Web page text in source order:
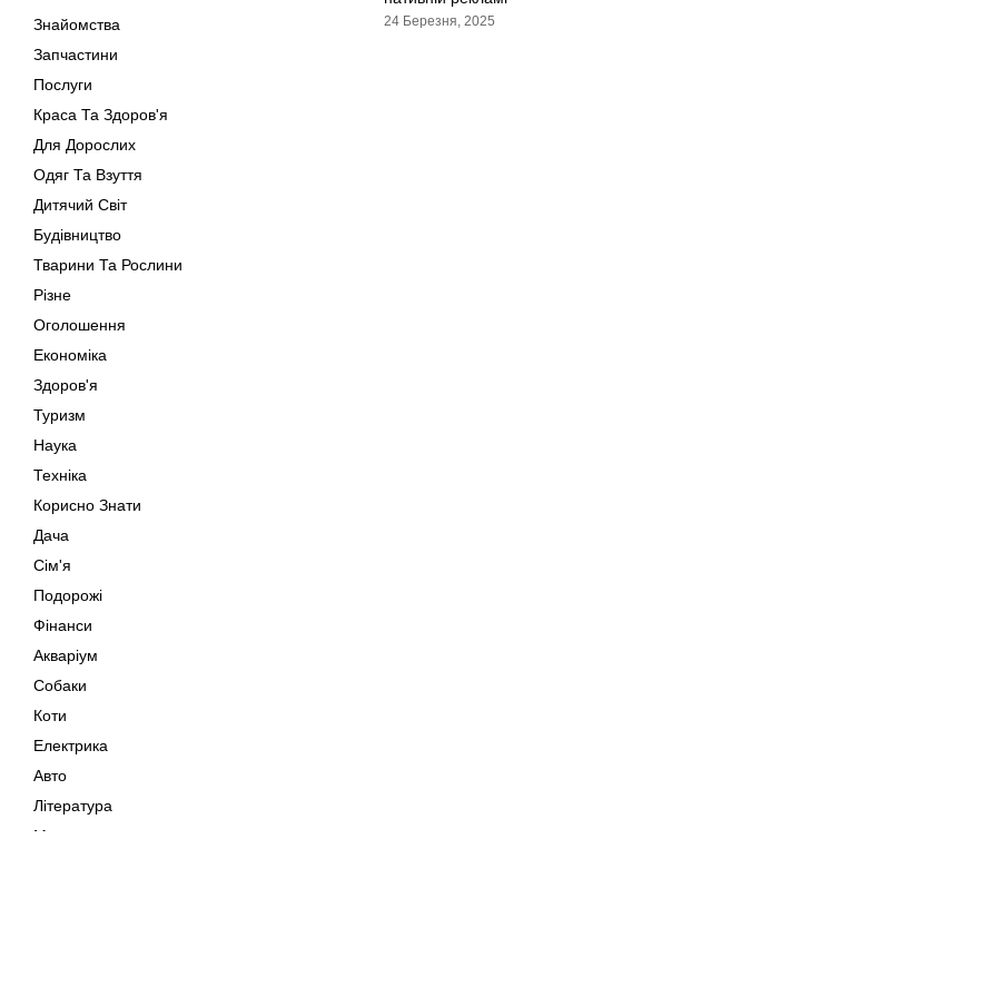
Знайомства
Запчастини
Послуги
Краса Та Здоров'я
Для Дорослих
Одяг Та Взуття
Дитячий Світ
Будівництво
Тварини Та Рослини
Різне
Оголошення
Економіка
Здоров'я
Туризм
Наука
Техніка
Корисно Знати
Дача
Сім'я
Подорожі
Фінанси
Акваріум
Собаки
Коти
Електрика
Авто
Література
Музика
24 Березня, 2025